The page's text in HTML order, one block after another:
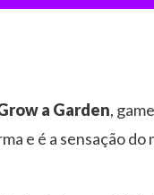
a Garden,
e é a sensação do